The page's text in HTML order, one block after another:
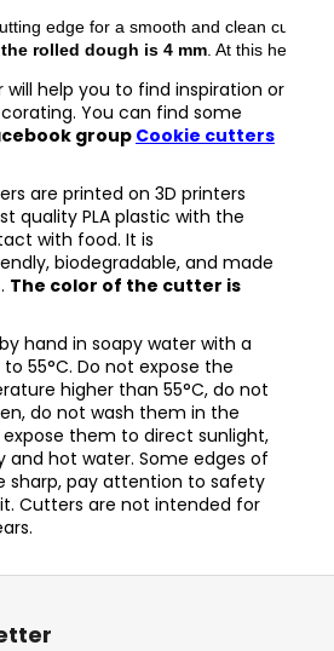
edge for a smooth and clean cut.
rolled dough is 4 mm . At this height,
help you to find inspiration or
You can find some
group Cookie cutters
are printed on 3D printers
quality PLA plastic with the
with food. It is
biodegradable, and made
The color of the cutter is
hand in soapy water with a
55°C. Do not expose the
higher than 55°C, do not
do not wash them in the
them to direct sunlight,
and hot water. Some edges of
sharp, pay attention to safety
Cutters are not intended for